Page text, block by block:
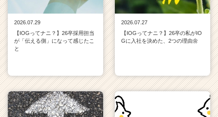
2026.07.29
【IOGってナニ？】26卒採用担当
が「伝える側」になって感じたこ
と
2026.07.27
【IOGってナニ？】26卒の私がIO
Gに入社を決めた、2つの理由🌼